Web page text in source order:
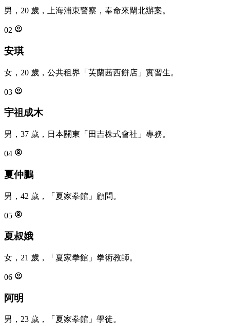
男，20 歲，上海浦東警察，奉命來閘北辦案。
02
安琪
女，20 歲，公共租界「芙蘭茜西餅店」實習生。
03
宇祖成木
男，37 歲，日本關東「田吉株式會社」專務。
04
夏仲鵬
男，42 歲，「夏家拳館」顧問。
05
夏叔娥
女，21 歲，「夏家拳館」拳術教師。
06
阿明
男，23 歲，「夏家拳館」學徒。